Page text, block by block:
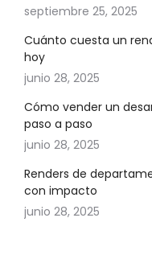
septiembre 25, 2025
Cuánto cuesta un
hoy
junio 28, 2025
Cómo vender un
paso a paso
junio 28, 2025
Renders de
con impacto
junio 28, 2025